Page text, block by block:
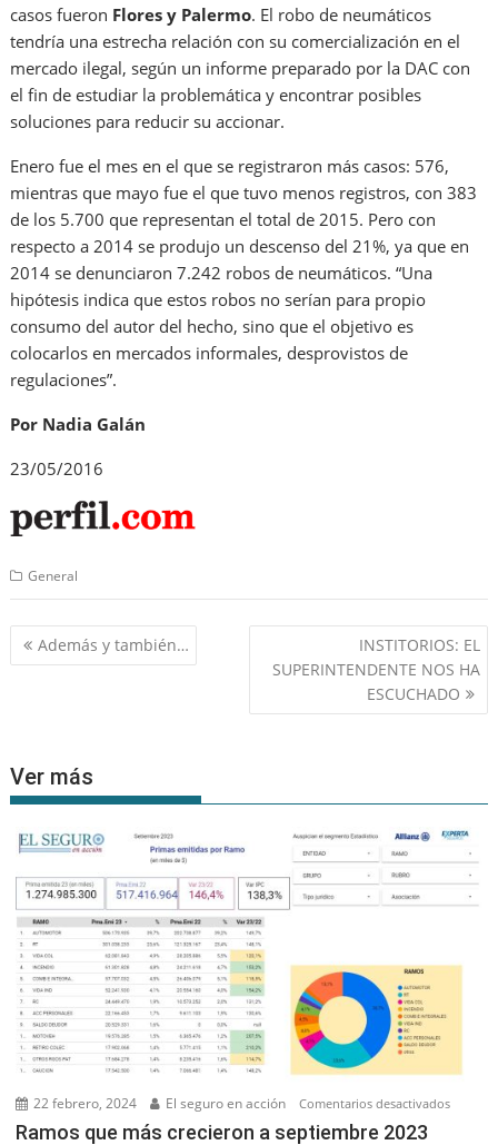
casos fueron Flores y Palermo. El robo de neumáticos
tendría una estrecha relación con su comercialización en el
mercado ilegal, según un informe preparado por la DAC con
el fin de estudiar la problemática y encontrar posibles
soluciones para reducir su accionar.
Enero fue el mes en el que se registraron más casos: 576,
mientras que mayo fue el que tuvo menos registros, con 383
de los 5.700 que representan el total de 2015. Pero con
respecto a 2014 se produjo un descenso del 21%, ya que en
2014 se denunciaron 7.242 robos de neumáticos. “Una
hipótesis indica que estos robos no serían para propio
consumo del autor del hecho, sino que el objetivo es
colocarlos en mercados informales, desprovistos de
regulaciones”.
Por Nadia Galán
23/05/2016
General
Navegación
de
Además y también…
INSTITORIOS: EL
SUPERINTENDENTE NOS HA
ESCUCHADO
Ver más
22 febrero, 2024 El seguro en acción Comentarios desactivadosen
Ramos que más crecieron a septiembre 2023